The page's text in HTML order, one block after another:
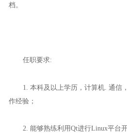
档。
任职要求:
1. 本科及以上学历，计算机. 通信
作经验；
2. 能够熟练利用Qt进行Linux平台